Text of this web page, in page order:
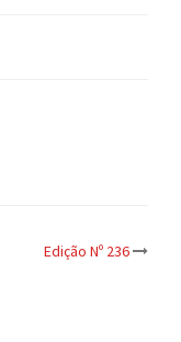
Edição Nº 236